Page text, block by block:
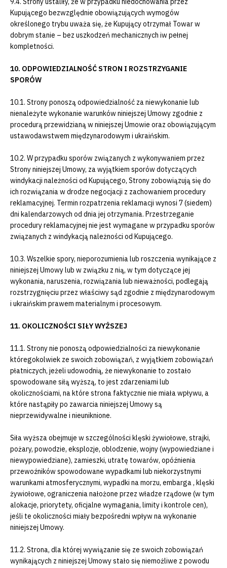
Kupującego bezwzględnie obowiązujących wymogów
określonego trybu uważa się, że Kupujący otrzymał Towar w
dobrym stanie – bez uszkodzeń mechanicznych iw pełnej
kompletności.
10. ODPOWIEDZIALNOŚĆ STRON I ROZSTRZYGANIE
SPORÓW
10.1. Strony ponoszą odpowiedzialność za niewykonanie lub
nienależyte wykonanie warunków niniejszej Umowy zgodnie z
procedurą przewidzianą w niniejszej Umowie oraz obowiązującym
ustawodawstwem międzynarodowym i ukraińskim.
10.2. W przypadku sporów związanych z wykonywaniem przez
Strony niniejszej Umowy, za wyjątkiem sporów dotyczących
windykacji należności od Kupującego, Strony zobowiązują się do
ich rozwiązania w drodze negocjacji z zachowaniem procedury
reklamacyjnej. Termin rozpatrzenia reklamacji wynosi 7 (siedem)
dni kalendarzowych od dnia jej otrzymania. Przestrzeganie
procedury reklamacyjnej nie jest wymagane w przypadku sporów
związanych z windykacją należności od Kupującego.
10.3. Wszelkie spory, nieporozumienia lub roszczenia wynikające z
niniejszej Umowy lub w związku z nią, w tym dotyczące jej
wykonania, naruszenia, rozwiązania lub nieważności, podlegają
rozstrzygnięciu przez właściwy sąd zgodnie z międzynarodowym
i ukraińskim prawem materialnym i procesowym.
11. OKOLICZNOŚCI SIŁY WYŻSZEJ
11.1. Strony nie ponoszą odpowiedzialności za niewykonanie
któregokolwiek ze swoich zobowiązań, z wyjątkiem zobowiązań
płatniczych, jeżeli udowodnią, że niewykonanie to zostało
spowodowane siłą wyższą, to jest zdarzeniami lub
okolicznościami, na które strona faktycznie nie miała wpływu, a
które nastąpiły po zawarcia niniejszej Umowy są
nieprzewidywalne i nieuniknione.
Siła wyższa obejmuje w szczególności klęski żywiołowe, strajki,
pożary, powodzie, eksplozje, oblodzenie, wojny (wypowiedziane i
niewypowiedziane), zamieszki, utratę towarów, opóźnienia
przewoźników spowodowane wypadkami lub niekorzystnymi
warunkami atmosferycznymi, wypadki na morzu, embarga , klęski
żywiołowe, ograniczenia nałożone przez władze rządowe (w tym
alokacje, priorytety, oficjalne wymagania, limity i kontrole cen),
jeśli te okoliczności miały bezpośredni wpływ na wykonanie
niniejszej Umowy.
11.2. Strona, dla której wywiązanie się ze swoich zobowiązań
wynikających z niniejszej Umowy stało się niemożliwe z powodu